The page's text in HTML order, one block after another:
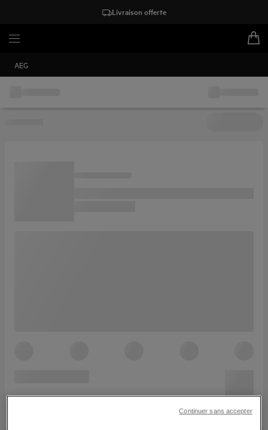
Livraison offerte
AEG
Continuer sans accepter